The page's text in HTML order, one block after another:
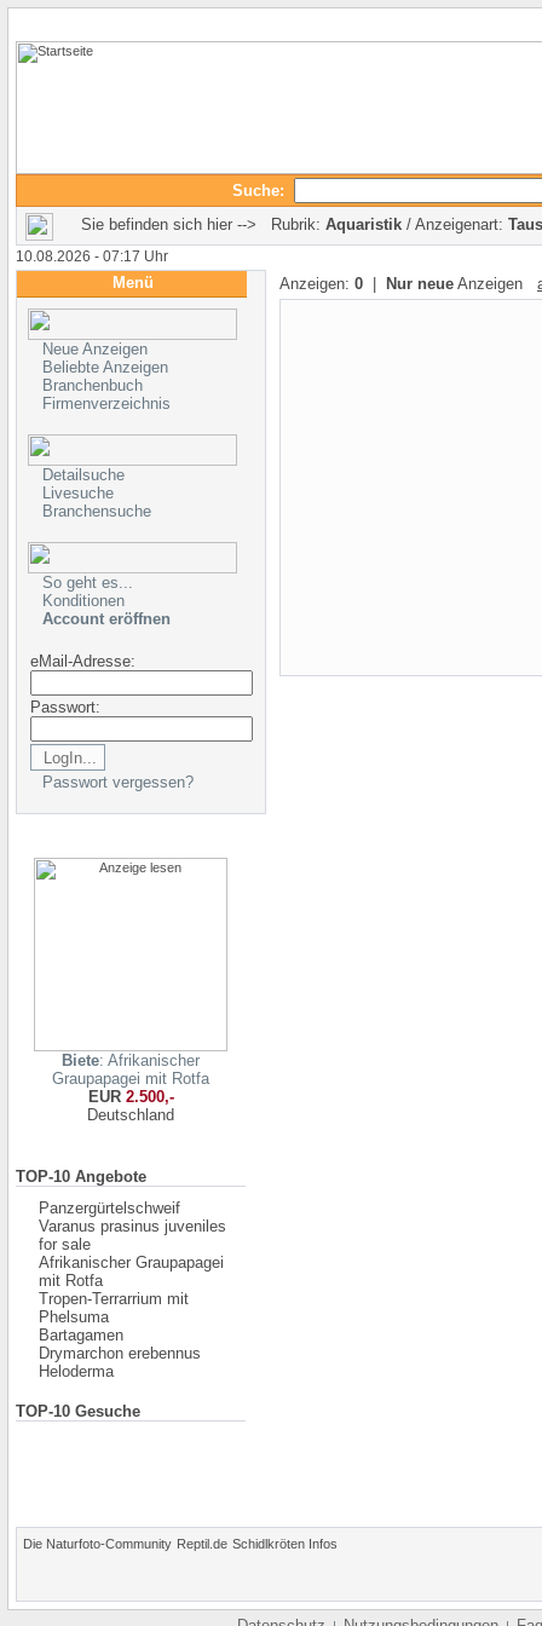
Suche:
Sie befinden sich hier --> Rubrik: Aquaristik / Anzeigenart:
10.08.2026 - 07:17 Uhr
Menü
Neue Anzeigen
Beliebte Anzeigen
Branchenbuch
Firmenverzeichnis
Detailsuche
Livesuche
Branchensuche
So geht es...
Konditionen
Account eröffnen
eMail-Adresse:
Passwort:
Passwort vergessen?
Biete: Afrikanischer
Graupapagei mit Rotfa
EUR2.500,-
Deutschland
TOP-10 Angebote
Panzergürtelschweif
Varanus prasinus juveniles
for sale
Afrikanischer Graupapagei
mit Rotfa
Tropen-Terrarrium mit
Phelsuma
Bartagamen
Drymarchon erebennus
Heloderma
TOP-10 Gesuche
Anzeigen: 0 Nur neue Anzeigen
Die Naturfoto-Community Reptil.de Schidlkröten Infos